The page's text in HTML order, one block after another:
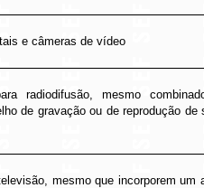
e câmeras de vídeo
radiodifusão, mesmo
de gravação ou de reprodução de
mesmo que incorporem um